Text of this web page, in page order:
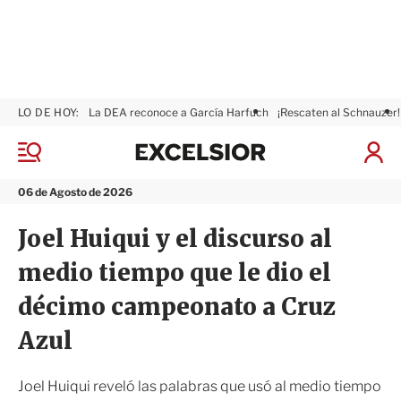
M
n
06 de Agosto de 2026
LO DE HOY: La DEA reconoce a García Harfuch ¡Rescaten al Schnauzer!
I
x
i
o
r
Joel Huiqui y el discurso al
medio tiempo que le dio el
décimo campeonato a Cruz
Azul
Joel Huiqui reveló las palabras que usó al medio tiempo